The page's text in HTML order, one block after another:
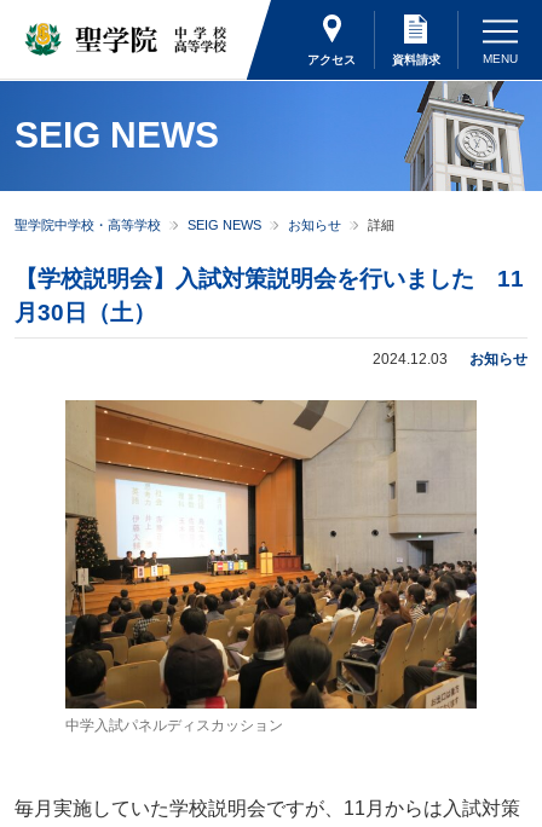
アクセス 資料請求
SEIG NEWS
聖学院中学校・高等学校 SEIG NEWS お知らせ 詳細
【学校説明会】入試対策説明会を行いました 11
月30日（土）
2024.12.03 お知らせ
中学入試パネルディスカッション
毎月実施していた学校説明会ですが、11月からは入試対策